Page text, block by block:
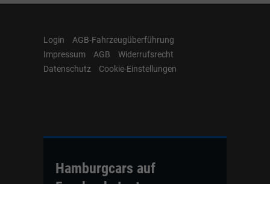
Login
AGB-Fahrzeugüberführung
Impressum
AGB
Widerrufsrecht
Datenschutz
Cookie-Einstellungen
Hamburgcars auf
Facebook, Instagram,